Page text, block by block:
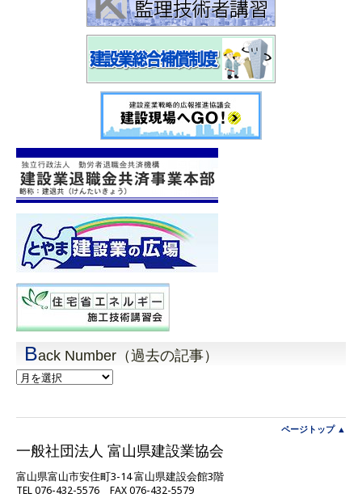
Back Number（過去の記事）
Back
Number（過
事）
ページトップ ▲
一般社団法人 富山県建設業協会
富山県富山市安住町3-14 富山県建設会館3階
TEL 076-432-5576 FAX 076-432-5579